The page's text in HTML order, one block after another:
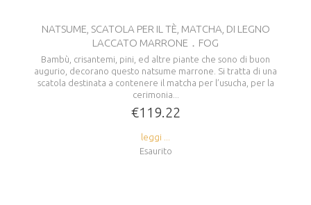
NATSUME, SCATOLA PER IL TÈ, MATCHA, DI LEGNO
LACCATO MARRONE．FOG
Bambù, crisantemi, pini, ed altre piante che sono di buon
augurio, decorano questo natsume marrone. Si tratta di una
scatola destinata a contenere il matcha per l’usucha, per la
cerimonia...
€119.22
leggi ...
Esaurito